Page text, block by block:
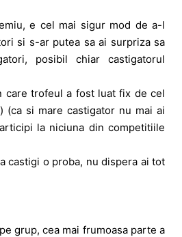
e cel mai sigur mod de a-l
si s-ar putea sa ai surpriza sa
posibil chiar castigatorul
trofeul a fost luat fix de cel
(ca si mare castigator nu mai ai
la niciuna din competitiile
castigi o proba, nu dispera ai tot
grup, cea mai frumoasa parte a